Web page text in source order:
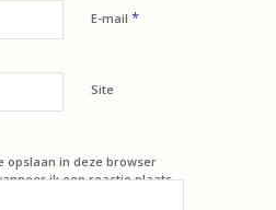
E-mail *
Site
opslaan in deze browser
ik een reactie plaats.